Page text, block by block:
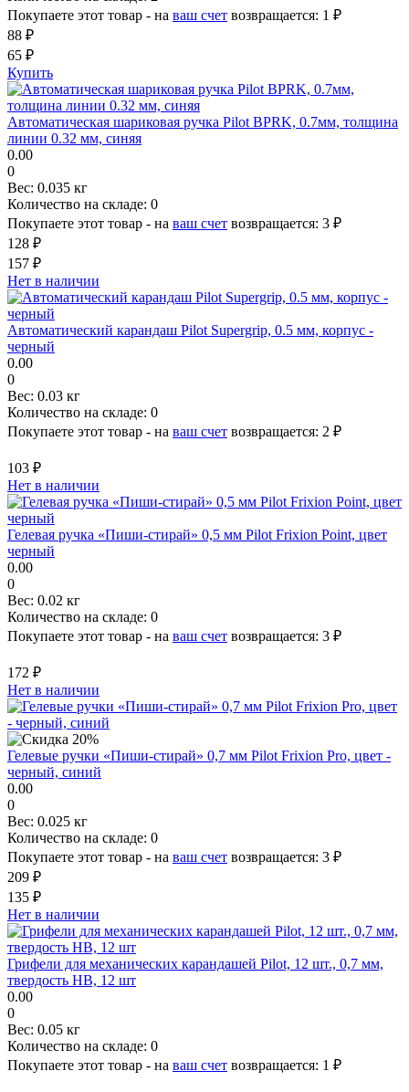
Покупаете этот товар - на ваш счет возвращается: 1 ₽
88 ₽
65 ₽
Купить
Автоматическая шариковая ручка Pilot BPRK, 0.7мм, толщина
линии 0.32 мм, синяя
0.00
0
Вес: 0.035 кг
Количество на складе: 0
Покупаете этот товар - на ваш счет возвращается: 3 ₽
128 ₽
157 ₽
Нет в наличии
Автоматический карандаш Pilot Supergrip, 0.5 мм, корпус -
черный
0.00
0
Вес: 0.03 кг
Количество на складе: 0
Покупаете этот товар - на ваш счет возвращается: 2 ₽
103 ₽
Нет в наличии
Гелевая ручка «Пиши-стирай» 0,5 мм Pilot Frixion Point, цвет
черный
0.00
0
Вес: 0.02 кг
Количество на складе: 0
Покупаете этот товар - на ваш счет возвращается: 3 ₽
172 ₽
Нет в наличии
Гелевые ручки «Пиши-стирай» 0,7 мм Pilot Frixion Pro, цвет -
черный, синий
0.00
0
Вес: 0.025 кг
Количество на складе: 0
Покупаете этот товар - на ваш счет возвращается: 3 ₽
209 ₽
135 ₽
Нет в наличии
Грифели для механических карандашей Pilot, 12 шт., 0,7 мм,
твердость HB, 12 шт
0.00
0
Вес: 0.05 кг
Количество на складе: 0
Покупаете этот товар - на ваш счет возвращается: 1 ₽